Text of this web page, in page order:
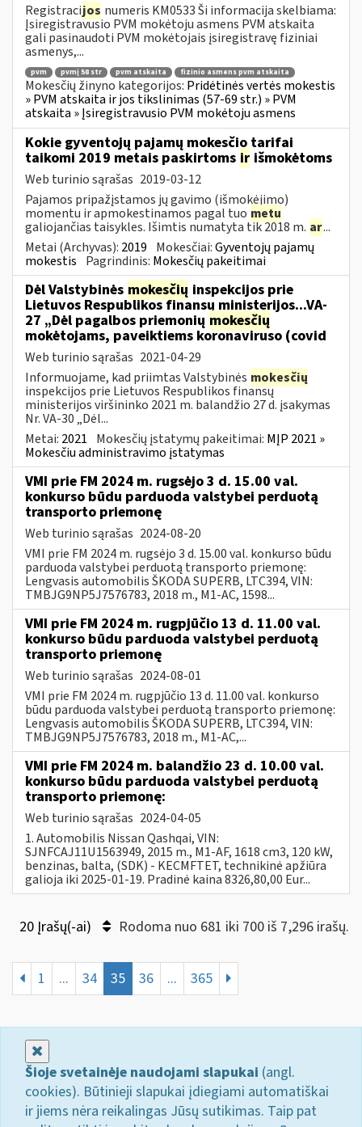
Registracijos numeris KM0533 Ši informacija skelbiama:
Įsiregistravusio PVM mokėtoju asmens PVM atskaita
gali pasinaudoti PVM mokėtojais įsiregistravę fiziniai
asmenys,...
pvm pvmį 58 str pvm atskaita fizinio asmens pvm atskaita
Mokesčių žinyno kategorijos: Pridėtinės vertės mokestis
» PVM atskaita ir jos tikslinimas (57-69 str.) » PVM
atskaita » Įsiregistravusio PVM mokėtoju asmens
Kokie gyventojų pajamų mokesčio tarifai
taikomi 2019 metais paskirtoms ir išmokėtoms
Web turinio sąrašas 2019-03-12
Pajamos pripažįstamos jų gavimo (išmokėjimo)
momentu ir apmokestinamos pagal tuo metu
galiojančias taisykles. Išimtis numatyta tik 2018 m. ar...
Metai (Archyvas): 2019 Mokesčiai:Gyventojų pajamų
mokestis Pagrindinis: Mokesčių pakeitimai
Dėl Valstybinės mokesčių inspekcijos prie
Lietuvos Respublikos finansų ministerijos...VA-
27 „Dėl pagalbos priemonių mokesčių
mokėtojams, paveiktiems koronaviruso (covid
Web turinio sąrašas 2021-04-29
Informuojame, kad priimtas Valstybinės mokesčių
inspekcijos prie Lietuvos Respublikos finansų
ministerijos viršininko 2021 m. balandžio 27 d. įsakymas
Nr. VA-30 „Dėl...
Metai: 2021 Mokesčių įstatymų pakeitimai: MĮP 2021 »
Mokesčiu administravimo įstatymas
VMI prie FM 2024 m. rugsėjo 3 d. 15.00 val.
konkurso būdu parduoda valstybei perduotą
transporto priemonę
Web turinio sąrašas 2024-08-20
VMI prie FM 2024 m. rugsėjo 3 d. 15.00 val. konkurso būdu
parduoda valstybei perduotą transporto priemonę:
Lengvasis automobilis ŠKODA SUPERB, LTC394, VIN:
TMBJG9NP5J7576783, 2018 m., M1-AC, 1598...
VMI prie FM 2024 m. rugpjūčio 13 d. 11.00 val.
konkurso būdu parduoda valstybei perduotą
transporto priemonę
Web turinio sąrašas 2024-08-01
VMI prie FM 2024 m. rugpjūčio 13 d. 11.00 val. konkurso
būdu parduoda valstybei perduotą transporto priemonę:
Lengvasis automobilis ŠKODA SUPERB, LTC394, VIN:
TMBJG9NP5J7576783, 2018 m., M1-AC,...
VMI prie FM 2024 m. balandžio 23 d. 10.00 val.
konkurso būdu parduoda valstybei perduotą
transporto priemonę:
Web turinio sąrašas 2024-04-05
1. Automobilis Nissan Qashqai, VIN:
SJNFCAJ11U1563949, 2015 m., M1-AF, 1618 cm3, 120 kW,
benzinas, balta, (SDK) - KECMFTET, technikinė apžiūra
galioja iki 2025-01-19. Pradinė kaina 8326,80,00 Eur...
20 Įrašų(-ai) Rodoma nuo 681 iki 700 iš 7,296 irašų.
1 ... 34 35 36 ... 365
Šioje svetainėje naudojami slapukai (angl.
cookies). Būtinieji slapukai įdiegiami automatiškai
ir jiems nėra reikalingas Jūsų sutikimas. Taip pat